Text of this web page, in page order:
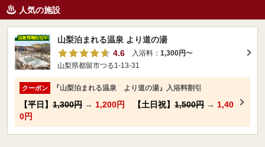
人気の施設
山梨泊まれる温泉 より道の湯
4.6
入浴料： 1,300円〜
山梨県都留市つる1-13-31
クーポン 『山梨泊まれる温泉 より道の湯』入浴料割引
【平日】 1,300円 → 1,200円 【土日祝】 1,500円 → 1,40
0円